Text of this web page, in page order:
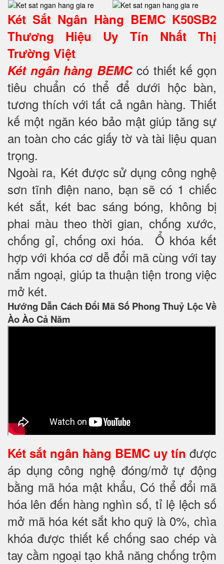
Két Sắt Ngân Hàng BEMC K50SB2
Thương Hiệu Uy Tín Nhất Thị
Trường Việt
Két ngân hàng BEMC có thiết kế gọn
tiêu chuẩn có thể để dưới hộc bàn,
tương thích với tất cả ngân hàng. Thiết
kế một ngăn kéo bảo mật giúp tăng sự
an toàn cho các giấy tờ và tài liệu quan
trọng.
Ngoài ra, Két được sử dụng công nghệ
sơn tĩnh điện nano, bạn sẽ có 1 chiếc
két sắt, két bac sáng bóng, không bị
phai màu theo thời gian, chống xước,
chống gỉ, chống oxi hóa. Ổ khóa kết
hợp với khóa cơ dễ đổi mã cùng với tay
nắm ngoại, giúp ta thuận tiện trong việc
mở két.
Hướng Dẫn Cách Đổi Mã Số Phong Thuỷ Lộc Về
Ào Ào Cả Năm
Két sắt ngân hàng BEMC uy tín được
áp dụng công nghệ đóng/mở tự động
bằng mã hóa mật khẩu, Có thể đổi mã
hóa lên đến hàng nghìn số, tỉ lệ lệch số
mở mã hóa két sắt kho quỹ là 0%, chìa
khóa được thiết kế chống sao chép và
tay cầm ngoại tạo khả năng chống trộm